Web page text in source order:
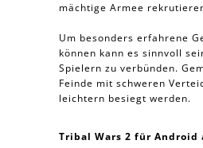
mächtige Armee
Um besonders erfahrene
können kann es sinnvoll
Spielern zu verbünden.
Feinde mit schweren
leichtern besiegt werden.
Tribal Wars 2 für Android